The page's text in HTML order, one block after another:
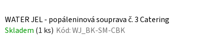
WATER JEL - popáleninová souprava č. 3 Catering
Skladem (1 ks) Kód:WJ_BK-SM-CBK